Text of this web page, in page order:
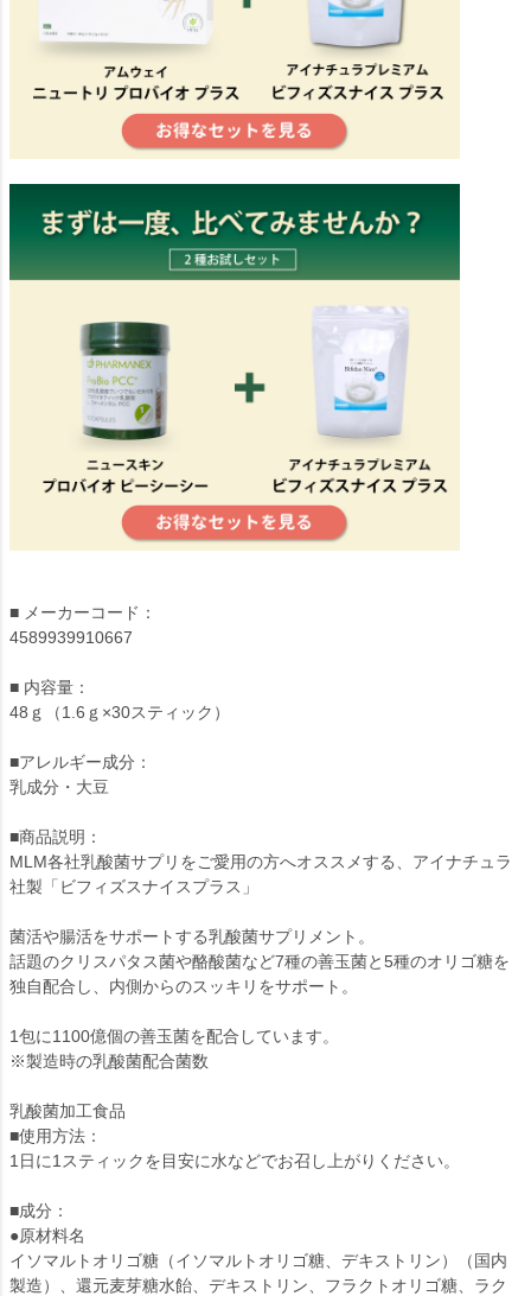
■ メーカーコード：
4589939910667
■ 内容量：
48ｇ（1.6ｇ×30スティック）
■アレルギー成分：
乳成分・大豆
■商品説明：
MLM各社乳酸菌サプリをご愛用の方へオススメする、アイナチュラ
社製「ビフィズスナイスプラス」
菌活や腸活をサポートする乳酸菌サプリメント。
話題のクリスパタス菌や酪酸菌など7種の善玉菌と5種のオリゴ糖を
独自配合し、内側からのスッキリをサポート。
1包に1100億個の善玉菌を配合しています。
※製造時の乳酸菌配合菌数
乳酸菌加工食品
■使用方法：
1日に1スティックを目安に水などでお召し上がりください。
■成分：
●原材料名
イソマルトオリゴ糖（イソマルトオリゴ糖、デキストリン）（国内
製造）、還元麦芽糖水飴、デキストリン、フラクトオリゴ糖、ラク